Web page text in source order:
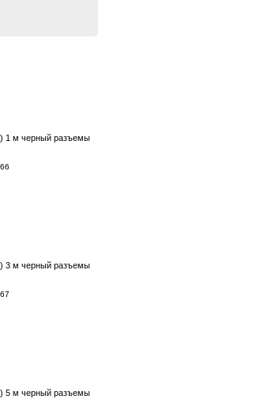
1 м черный разъемы
3 м черный разъемы
5 м черный разъемы